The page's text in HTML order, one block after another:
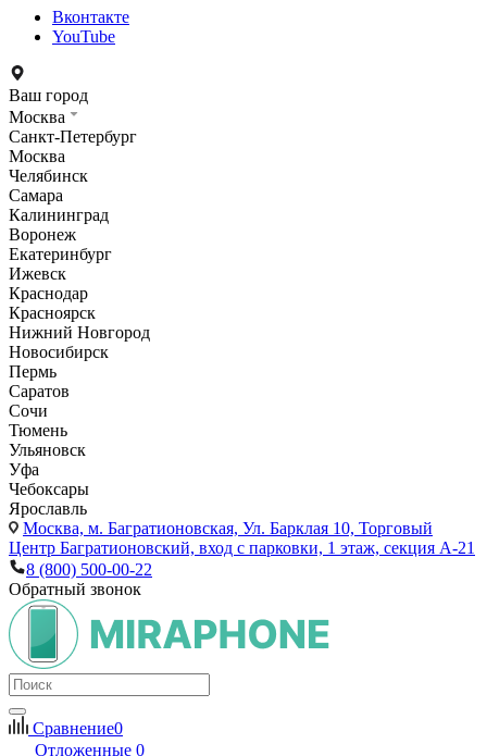
Вконтакте
YouTube
Ваш город
Москва
Санкт-Петербург
Москва
Челябинск
Самара
Калининград
Воронеж
Екатеринбург
Ижевск
Краснодар
Красноярск
Нижний Новгород
Новосибирск
Пермь
Саратов
Сочи
Тюмень
Ульяновск
Уфа
Чебоксары
Ярославль
Москва, м. Багратионовская, Ул. Барклая 10, Торговый
Центр Багратионовский, вход с парковки, 1 этаж, секция А-21
8 (800) 500-00-22
Обратный звонок
Сравнение0
Отложенные 0